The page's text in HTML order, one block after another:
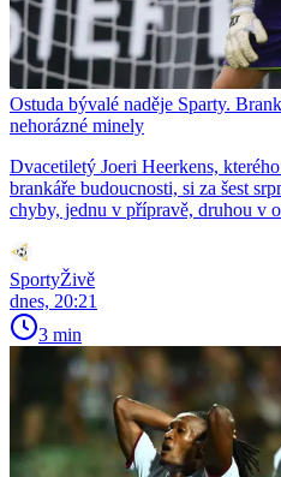
Ostuda bývalé naděje Sparty.
nehorázné minely
Dvacetiletý Joeri Heerkens,
brankáře budoucnosti, si za šest
chyby, jednu v přípravě, druhou v
SportyŽivě
dnes, 20:21
3 min